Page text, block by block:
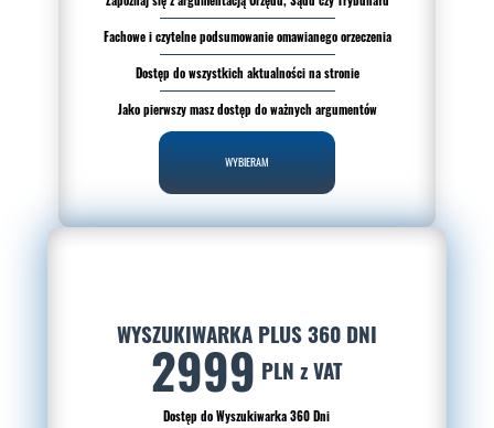
Fachowe i czytelne podsumowanie omawianego orzeczenia
Dostęp do wszystkich aktualności na stronie
Jako pierwszy masz dostęp do ważnych argumentów
WYBIERAM
WYSZUKIWARKA PLUS 360 DNI
2999 PLN z VAT
Dostęp do Wyszukiwarka 360 Dni